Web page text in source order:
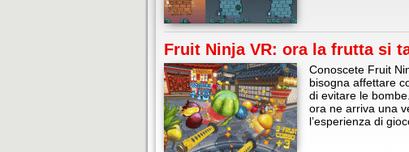
Fruit Ninja VR: ora la frutta si
Conoscete Fruit
bisogna affettare
di evitare le
ora ne arriva una
l’esperienza di